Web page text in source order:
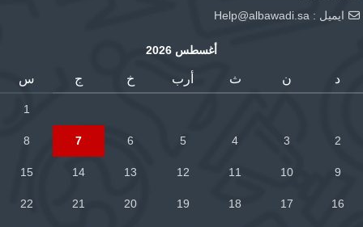
ايميل : Help@albawadi.sa
أغسطس 2026
د ن ث أرب خ ج س
1
2
3
4
5
6
7
8
9
10
11
12
13
14
15
16
17
18
19
20
21
22